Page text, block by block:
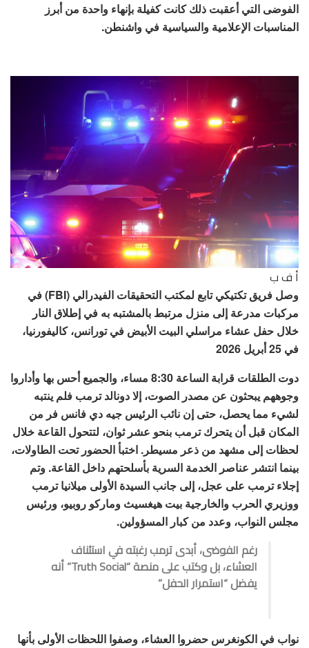
الفوضى التي أعقبت ذلك كانت كفيلة بإنهاء واحدة من أبرز
المناسبات الإعلامية والسياسية في واشنطن.
أ ف ب
وصل فريق تكتيكي تابع لمكتب التحقيقات الفيدرالي (FBI) في
مركبات مدرعة إلى منزل مرتبط بالمشتبه به في إطلاق النار
خلال حفل عشاء مراسلي البيت الأبيض في تورانس، كاليفورنيا،
في 25 أبريل 2026
دوت الطلقات قرابة الساعة 8:30 مساء، والجميع أحس بها وأداروا
وجوههم يبحثون عن مصدر الصوت، إلا دونالد ترمب فلم ينتبه
لشيء مما يحصل، حتى إن نائب الرئيس جيه دي فانس فر من
المكان قبل أن يتحرك ترمب بنحو عشر ثوان، لتتحول القاعة خلال
لحظات إلى مشهد من ذعر مسيطر. اختبأ الحضور تحت الطاولات،
بينما انتشر عناصر الخدمة السرية بأسلحتهم داخل القاعة. وتم
إجلاء ترمب على عجل، إلى جانب السيدة الأولى ميلانيا ترمب
ووزيري الحرب والخارجية بيت هيغسيث وماركو روبيو، ورئيس
مجلس النواب، وعدد من كبار المسؤولين.
رغم الفوضى، أبدى ترمب رغبته في استئناف
العشاء، بل وكتب على منصة “Truth Social” أنه
يفضل “استمرار الحفل”
نواب في الكونغرس حضروا العشاء، وصفوا اللحظات الأولى بأنها